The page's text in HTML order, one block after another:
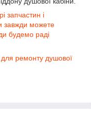
запчастин і
завжди можете
будемо раді
для ремонту душової